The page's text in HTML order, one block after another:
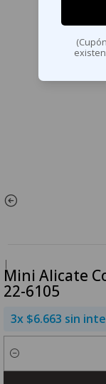
|
Mini Alicate
22-6105
3x $6.663 sin
Cantidad